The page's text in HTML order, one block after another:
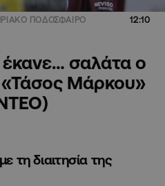
ΠΟΔΟΣΦΑΙΡΟ 12:10
σαλάτα ο
Μάρκου»
τη διαιτησία της